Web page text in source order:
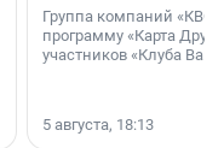
Группа компаний
программу «Карта
участников «Клуба
5 августа, 18:13